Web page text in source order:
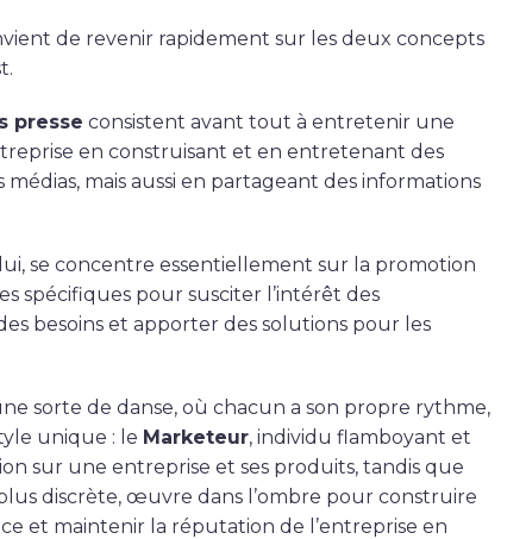
de revenir rapidement sur les deux concepts
presse consistent avant tout à entretenir une
en construisant et en entretenant des
médias, mais aussi en partageant des informations
se concentre essentiellement sur la promotion
spécifiques pour susciter l’intérêt des
besoins et apporter des solutions pour les
sorte de danse, où chacun a son propre rythme,
unique : le Marketeur, individu flamboyant et
sur une entreprise et ses produits, tandis que
discrète, œuvre dans l’ombre pour construire
et maintenir la réputation de l’entreprise en